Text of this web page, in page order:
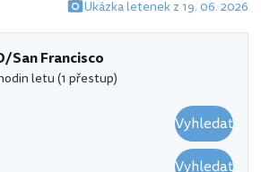
Ukázka letenek z 19. 06. 2026
San Francisco
letu (1 přestup)
Vyhledat
Vyhledat